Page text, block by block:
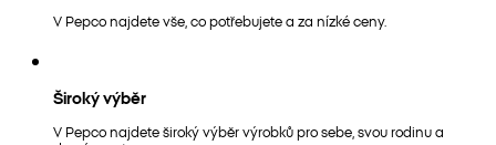
V Pepco najdete vše, co potřebujete a za nízké ceny.
Široký výběr
V Pepco najdete široký výběr výrobků pro sebe, svou rodinu a